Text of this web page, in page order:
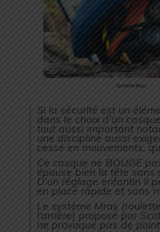
Système Mras
Si la sécurité est un
dans le choix d’un
tout aussi important
une discipline aussi
cesse en mouvements,
Ce casque ne BOUGE
épouse bien la tête sans
D’un réglage enfantin il
en place rapide et sans
Le système Mras
l’arrière) proposé par
ne provoque pas de